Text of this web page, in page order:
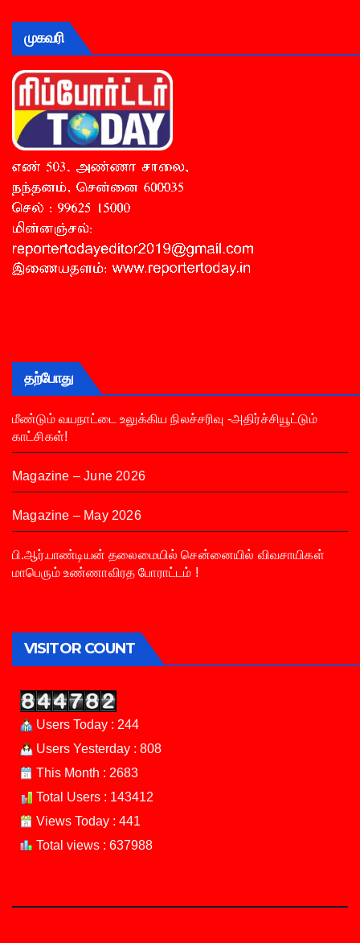
முகவரி
தற்போது
மீண்டும் வயநாட்டை உலுக்கிய நிலச்சரிவு -அதிர்ச்சியூட்டும்
காட்சிகள்!
Magazine – June 2026
Magazine – May 2026
பி.ஆர்.பாண்டியன் தலைமையில் சென்னையில் விவசாயிகள்
மாபெரும் உண்ணாவிரத போராட்டம் !
VISITOR COUNT
Users Today : 244
Users Yesterday : 808
This Month : 2683
Total Users : 143412
Views Today : 441
Total views : 637988